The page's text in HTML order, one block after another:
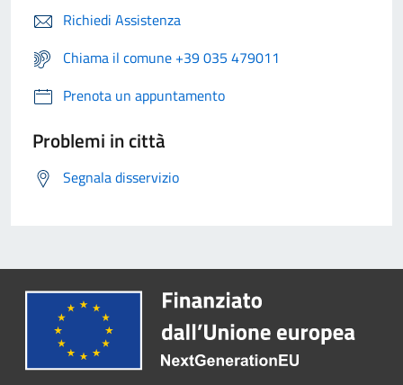
Richiedi Assistenza
Chiama il comune +39 035 479011
Prenota un appuntamento
Problemi in città
Segnala disservizio